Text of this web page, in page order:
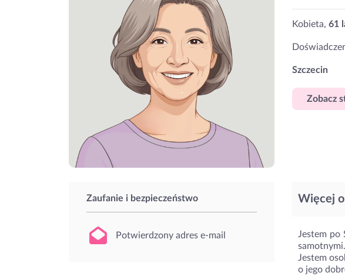
Kobieta, 61
Szczecin
Zobacz
Zaufanie i bezpieczeństwo
Potwierdzony adres e-mail
Więcej
Jestem po
samotnymi.
Jestem
o jego